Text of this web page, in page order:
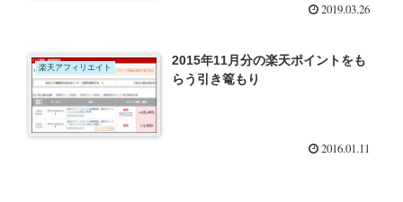
2019.03.26
楽天アフィリエイト
2015年11月分の楽天ポイントをも
らう引き篭もり
2016.01.11